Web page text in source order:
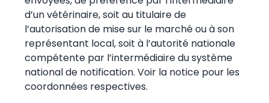
d’un vétérinaire, soit au titulaire de
l’autorisation de mise sur le marché ou à son
représentant local, soit à l’autorité nationale
compétente par l’intermédiaire du système
national de notification. Voir la notice pour les
coordonnées respectives.